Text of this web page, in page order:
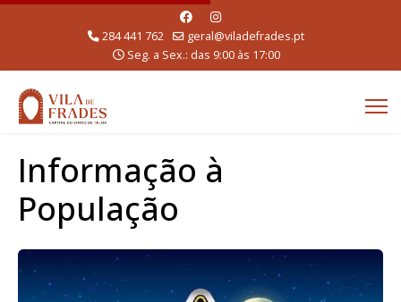
284 441 762
geral@viladefrades.pt
Seg. a Sex.: das 9:00 às 17:00
Informação à
População